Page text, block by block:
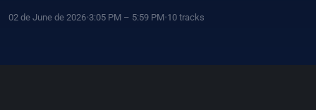
02 de June de 2026•3:05 PM – 5:59 PM•10 tracks